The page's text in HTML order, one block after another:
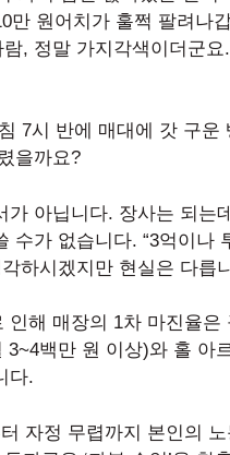
원어치가 훌쩍 팔려나
, 정말 가지각색이더군
7시 반에 매대에 갓 구운
을까요?
아닙니다. 장사는 되는
수가 없습니다. “3억이나
하시겠지만 현실은 다릅
해 매장의 1차 마진율은
백만 원 이상)와 홀 아
다.
자정 무렵까지 본인의